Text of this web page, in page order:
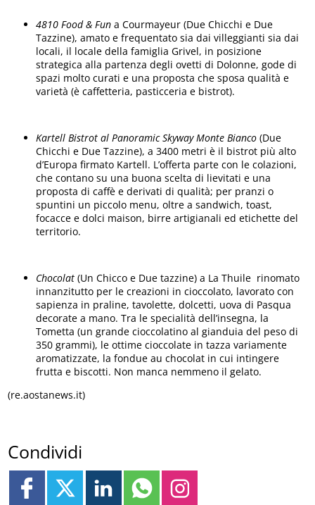
4810 Food & Funa Courmayeur (Due Chicchi e Due
Tazzine), amato e frequentato sia dai villeggianti sia dai
locali, il locale della famiglia Grivel, in posizione
strategica alla partenza degli ovetti di Dolonne, gode di
spazi molto curati e una proposta che sposa qualità e
varietà (è caffetteria, pasticceria e bistrot).
Kartell Bistrot al Panoramic Skyway Monte Bianco (Due
Chicchi e Due Tazzine), a 3400 metri è il bistrot più alto
d’Europa firmato Kartell. L’offerta parte con le colazioni,
che contano su una buona scelta di lievitati e una
proposta di caffè e derivati di qualità; per pranzi o
spuntini un piccolo menu, oltre a sandwich, toast,
focacce e dolci maison, birre artigianali ed etichette del
territorio.
Chocolat(Un Chicco e Due tazzine) a La Thuile rinomato
innanzitutto per le creazioni in cioccolato, lavorato con
sapienza in praline, tavolette, dolcetti, uova di Pasqua
decorate a mano. Tra le specialità dell’insegna, la
Tometta (un grande cioccolatino al gianduia del peso di
350 grammi), le ottime cioccolate in tazza variamente
aromatizzate, la fondue au chocolat in cui intingere
frutta e biscotti. Non manca nemmeno il gelato.
(re.aostanews.it)
Condividi